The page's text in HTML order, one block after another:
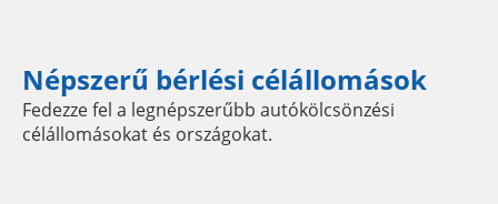
Népszerű bérlési célállomások
Fedezze fel a legnépszerűbb autókölcsönzési
célállomásokat és országokat.